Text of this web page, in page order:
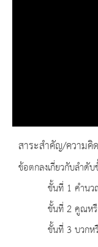
สาระสำคัญ/ความคิ
ข้อตกลงเกี่ยวกับลำดั
ขั้นที่ 1 คำนว
ขั้นที่ 2 คูณหรื
ขั้นที่ 3 บวกห